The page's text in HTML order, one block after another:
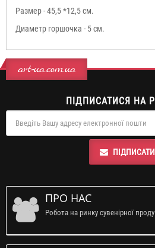
Размер - 45,5 *12,5 см.
Диаметр горшочка - 5 см.
art-ua.com.ua
ПІДПИСАТИСЯ НА
ПРО НАС
Робота на ринку сувенірної